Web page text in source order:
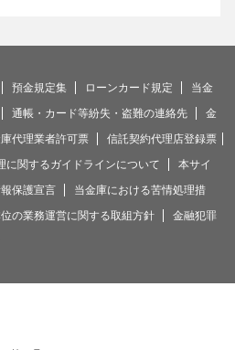
預金規定集 ローンカード規定
当金
通帳・カード等紛失・盗難の連絡先
金
代理業者許可票
信託契約代理店登録票
に関するガイドラインについて
本サイ
保護宣言
当金庫における苦情処理措
の業務運営に関する取組方針
金融犯罪